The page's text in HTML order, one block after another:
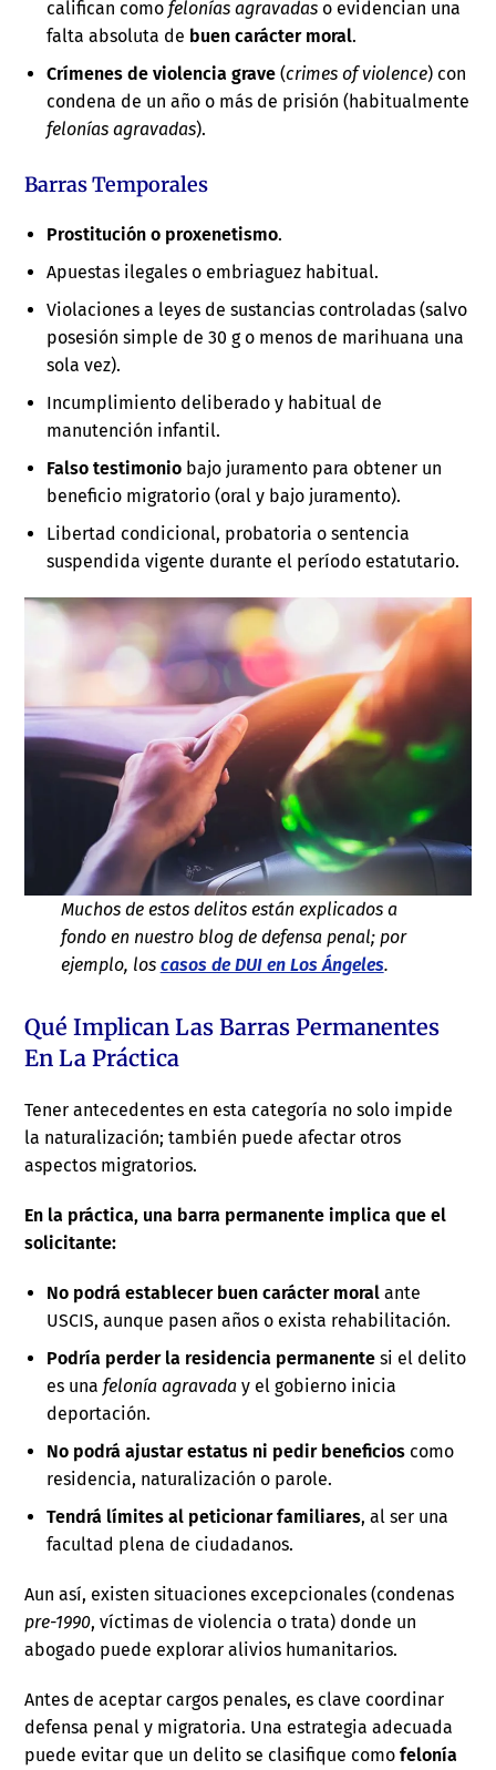
califican comofelonías agravadas o evidencian una
falta absoluta de buen carácter moral.
Crímenes de violencia grave (crimes of violence) con
condena de un año o más de prisión (habitualmente
felonías agravadas).
Barras Temporales
Prostitución o proxenetismo.
Apuestas ilegales o embriaguez habitual.
Violaciones a leyes de sustancias controladas (salvo
posesión simple de 30 g o menos de marihuana una
sola vez).
Incumplimiento deliberado y habitual de
manutención infantil.
Falso testimonio bajo juramento para obtener un
beneficio migratorio (oral y bajo juramento).
Libertad condicional, probatoria o sentencia
suspendida vigente durante el período estatutario.
Muchos de estos delitos están explicados a
fondo en nuestro blog de defensa penal; por
ejemplo, los casos de DUI en Los Ángeles.
Qué Implican Las Barras Permanentes
En La Práctica
Tener antecedentes en esta categoría no solo impide
la naturalización; también puede afectar otros
aspectos migratorios.
En la práctica, una barra permanente implica que el
solicitante:
No podrá establecer buen carácter moral ante
USCIS, aunque pasen años o exista rehabilitación.
Podría perder la residencia permanente si el delito
es unafelonía agravada y el gobierno inicia
deportación.
No podrá ajustar estatus ni pedir beneficios como
residencia, naturalización o parole.
Tendrá límites al peticionar familiares, al ser una
facultad plena de ciudadanos.
Aun así, existen situaciones excepcionales (condenas
pre-1990, víctimas de violencia o trata) donde un
abogado puede explorar alivios humanitarios.
Antes de aceptar cargos penales, es clave coordinar
defensa penal y migratoria. Una estrategia adecuada
puede evitar que un delito se clasifique comofelonía